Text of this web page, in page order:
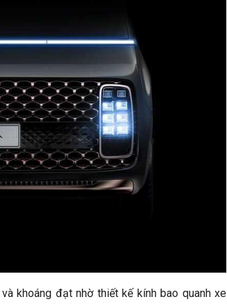
khoáng đạt nhờ thiết kế kính bao quanh xe